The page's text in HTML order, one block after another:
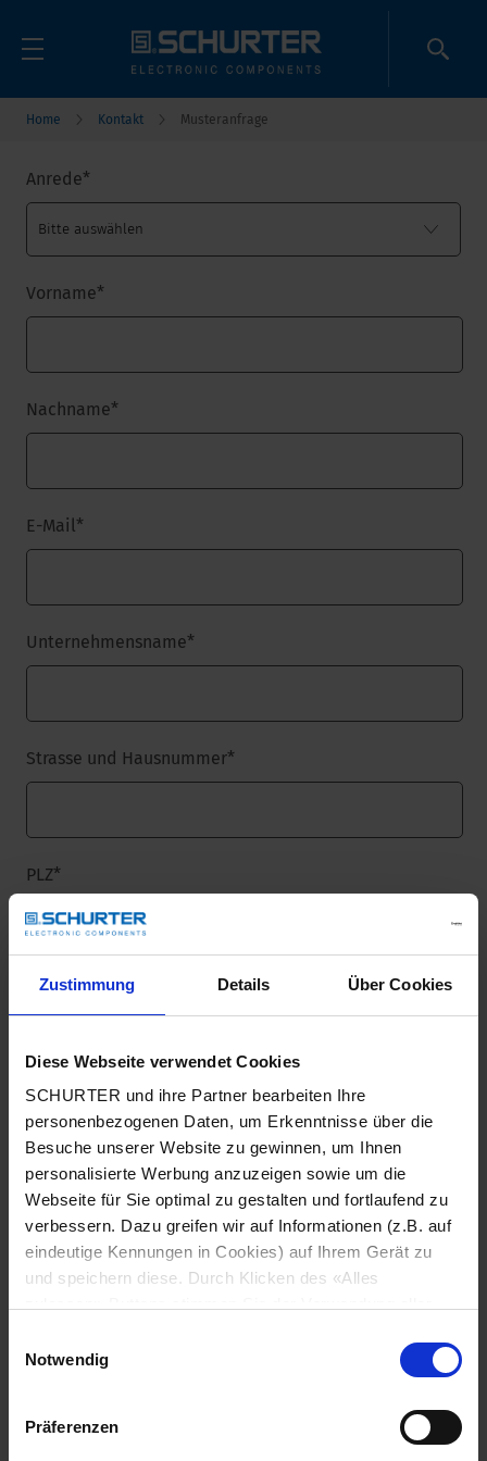
Zustimmung Details Über Cookies
Diese Webseite verwendet Cookies
SCHURTER und ihre Partner bearbeiten Ihre
personenbezogenen Daten, um Erkenntnisse über die
Besuche unserer Website zu gewinnen, um Ihnen
personalisierte Werbung anzuzeigen sowie um die
Webseite für Sie optimal zu gestalten und fortlaufend zu
verbessern. Dazu greifen wir auf Informationen (z.B. auf
eindeutige Kennungen in Cookies) auf Ihrem Gerät zu
und speichern diese. Durch Klicken des «Alles
zu. Sie können Ihre Einstellungen jederzeit ändern, indem
Sie auf «Cookie-Einstellungen verwalten» am Seitenende
klicken. Ihre Einstellungen werden unseren Partnern
gemeldet und haben keinen Einfluss auf die
Notwendig
Präferenzen
Home Kontakt Musteranfrage
Anrede*
Vorname*
Nachname*
E-Mail*
Unternehmensname*
Strasse und Hausnummer*
PLZ*
Stadt*
Land*
Telefonnummer*